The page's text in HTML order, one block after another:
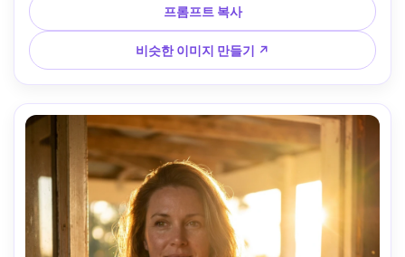
직 구성, 편안한 분위기, 사실적인 피부 질감, 부드러운 그림자,
날카로운 타이포그래피 디테일 --ar 4:5
프롬프트 복사
비슷한 이미지 만들기 ↗